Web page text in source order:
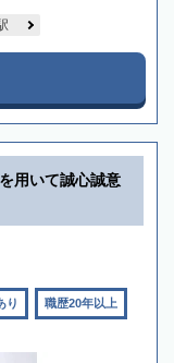
用いて誠心誠意
り 職歴20年以上